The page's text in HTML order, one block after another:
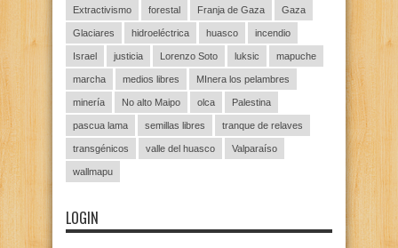
Extractivismo forestal Franja de Gaza Gaza
Glaciares hidroeléctrica huasco incendio
Israel justicia Lorenzo Soto luksic mapuche
marcha medios libres MInera los pelambres
minería No alto Maipo olca Palestina
pascua lama semillas libres tranque de relaves
transgénicos valle del huasco Valparaíso
wallmapu
LOGIN